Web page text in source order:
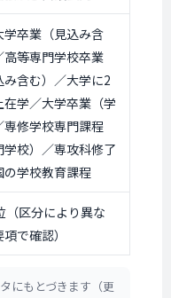
学卒業（見込み含
高等専門学校卒業
み含む）／大学に2
在学／大学卒業（学
専修学校専門課程
学校）／専攻科修了
の学校教育課程
（区分により異な
で確認）
にもとづきます（更